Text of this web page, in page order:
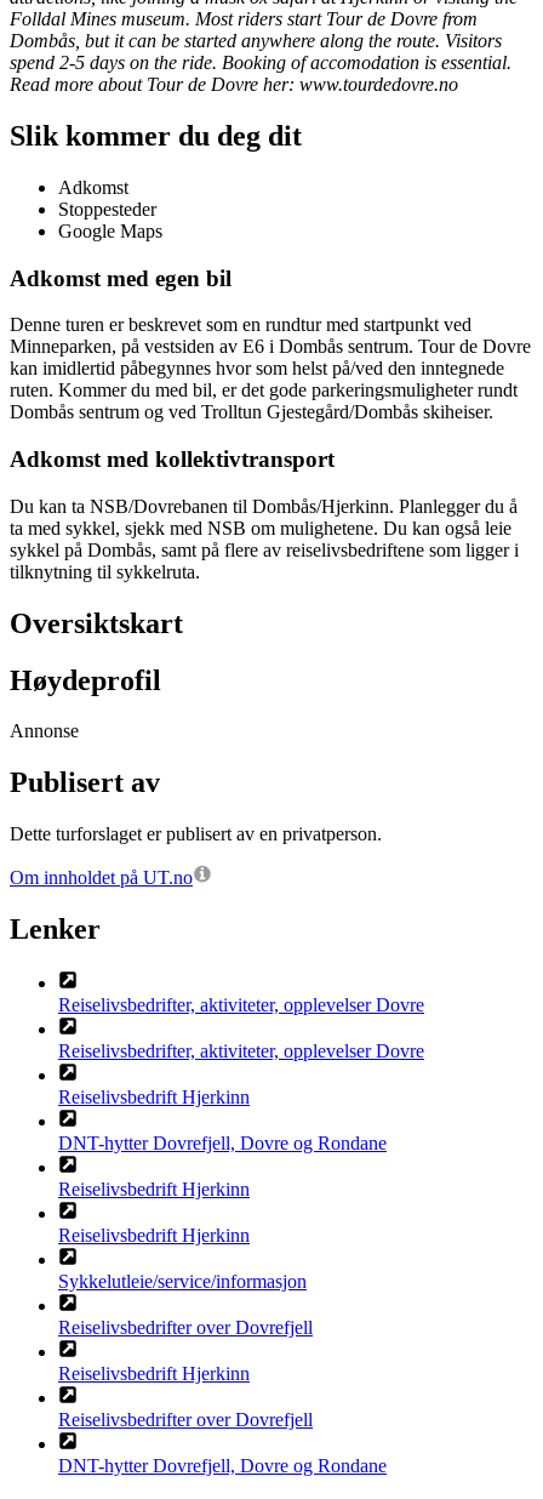
Folldal Mines museum. Most riders start Tour de Dovre from
Dombås, but it can be started anywhere along the route. Visitors
spend 2-5 days on the ride. Booking of accomodation is essential.
Read more about Tour de Dovre her: www.tourdedovre.no
Slik kommer du deg dit
Adkomst
Stoppesteder
Google Maps
Adkomst med egen bil
Denne turen er beskrevet som en rundtur med startpunkt ved
Minneparken, på vestsiden av E6 i Dombås sentrum. Tour de Dovre
kan imidlertid påbegynnes hvor som helst på/ved den inntegnede
ruten. Kommer du med bil, er det gode parkeringsmuligheter rundt
Dombås sentrum og ved Trolltun Gjestegård/Dombås skiheiser.
Adkomst med kollektivtransport
Du kan ta NSB/Dovrebanen til Dombås/Hjerkinn. Planlegger du å
ta med sykkel, sjekk med NSB om mulighetene. Du kan også leie
sykkel på Dombås, samt på flere av reiselivsbedriftene som ligger i
tilknytning til sykkelruta.
Oversiktskart
Høydeprofil
Annonse
Publisert av
Dette turforslaget er publisert av en privatperson.
Om innholdet på UT.no
Lenker
Reiselivsbedrifter, aktiviteter, opplevelser Dovre
Reiselivsbedrifter, aktiviteter, opplevelser Dovre
Reiselivsbedrift Hjerkinn
DNT-hytter Dovrefjell, Dovre og Rondane
Reiselivsbedrift Hjerkinn
Reiselivsbedrift Hjerkinn
Sykkelutleie/service/informasjon
Reiselivsbedrifter over Dovrefjell
Reiselivsbedrift Hjerkinn
Reiselivsbedrifter over Dovrefjell
DNT-hytter Dovrefjell, Dovre og Rondane